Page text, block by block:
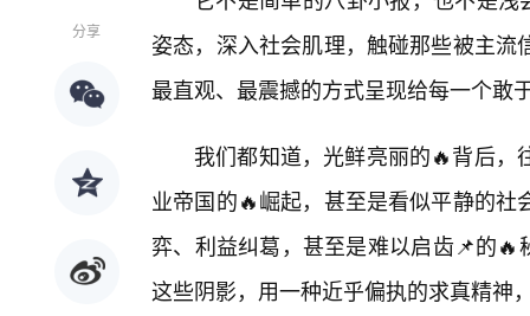
分享
姿态，深入社会肌理，触碰那些被主
最直观、最震撼的方式呈现给每一个敢
我们都知道，光鲜亮丽的🔥背后
业帝国的🔥崛起，甚至是看似平静的
弈、利益纠葛，甚至是难以启齿📌的🔥
这些阴影，用一种近乎偏执的求真精神